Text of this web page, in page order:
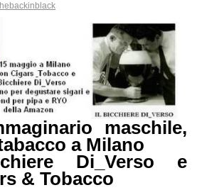
maschile,
a Milano
Di_Verso e
& Tobacco